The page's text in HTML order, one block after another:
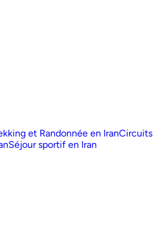
et Randonnée en IranCircuits
Séjour sportif en Iran